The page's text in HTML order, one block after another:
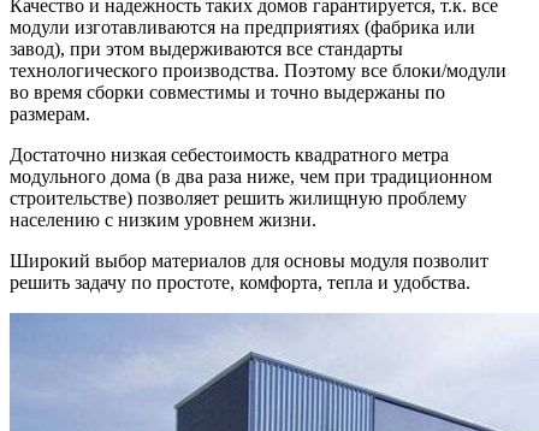
Качество и надежность таких домов гарантируется, т.к. все
модули изготавливаются на предприятиях (фабрика или
завод), при этом выдерживаются все стандарты
технологического производства. Поэтому все блоки/модули
во время сборки совместимы и точно выдержаны по
размерам.
Достаточно низкая себестоимость квадратного метра
модульного дома (в два раза ниже, чем при традиционном
строительстве) позволяет решить жилищную проблему
населению с низким уровнем жизни.
Широкий выбор материалов для основы модуля позволит
решить задачу по простоте, комфорта, тепла и удобства.